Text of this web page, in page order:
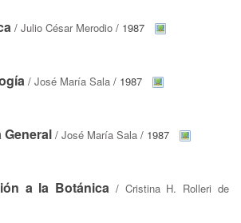
/ Julio César Merodio / 1987
/ José María Sala / 1987
/ José María Sala / 1987
a la Botánica / Cristina H. Rolleri de